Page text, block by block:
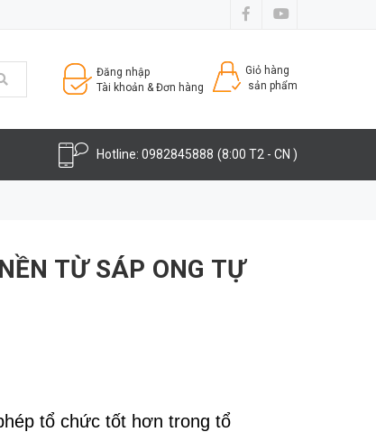
Đăng nhập
Tài khoản & Đơn hàng
Giỏ hàng
sản phẩm
Hotline: 0982845888 (8:00 T2 - CN )
TỪ SÁP ONG TỰ
tổ chức tốt hơn trong tổ